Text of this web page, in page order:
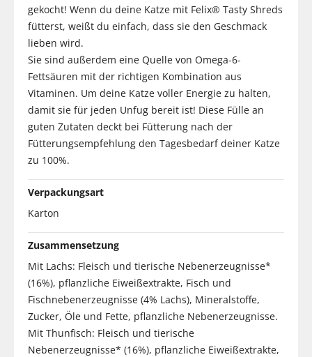
gekocht! Wenn du deine Katze mit Felix® Tasty Shreds
fütterst, weißt du einfach, dass sie den Geschmack
lieben wird.
Sie sind außerdem eine Quelle von Omega-6-
Fettsäuren mit der richtigen Kombination aus
Vitaminen. Um deine Katze voller Energie zu halten,
damit sie für jeden Unfug bereit ist! Diese Fülle an
guten Zutaten deckt bei Fütterung nach der
Fütterungsempfehlung den Tagesbedarf deiner Katze
zu 100%.
Verpackungsart
Karton
Zusammensetzung
Mit Lachs: Fleisch und tierische Nebenerzeugnisse*
(16%), pflanzliche Eiweißextrakte, Fisch und
Fischnebenerzeugnisse (4% Lachs), Mineralstoffe,
Zucker, Öle und Fette, pflanzliche Nebenerzeugnisse.
Mit Thunfisch: Fleisch und tierische
Nebenerzeugnisse* (16%), pflanzliche Eiweißextrakte,